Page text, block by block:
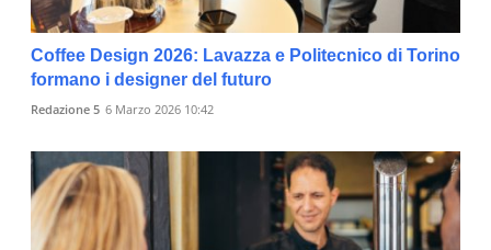
Coffee Design 2026: Lavazza e Politecnico di Torino
formano i designer del futuro
Redazione 5 6 Marzo 2026 10:42